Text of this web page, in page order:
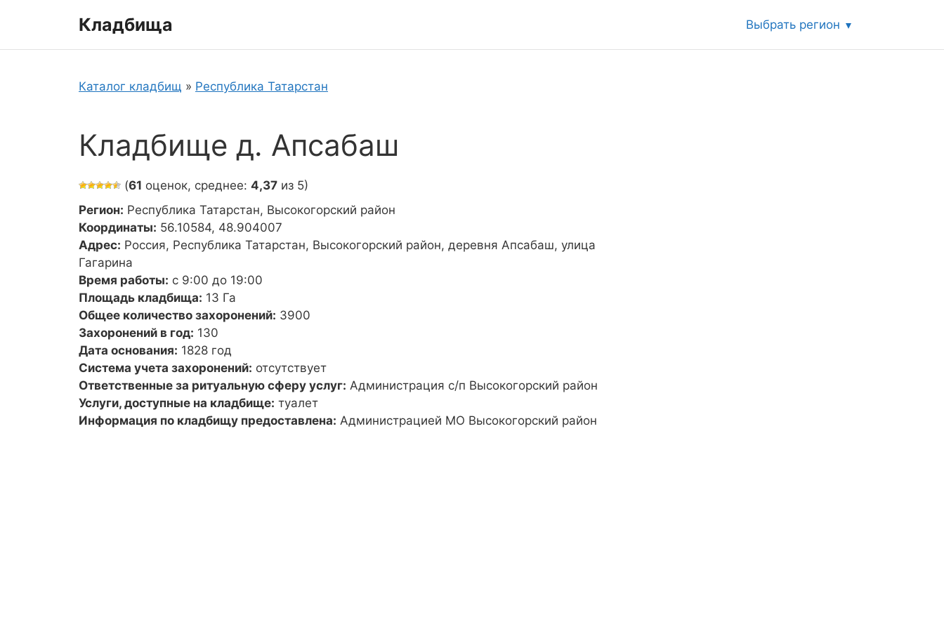
Кладбища Выбрать регион
Каталог кладбищ » Республика Татарстан
Кладбище д. Апсабаш
(61 оценок, среднее: 4,37 из 5)
Регион: Республика Татарстан, Высокогорский район
Координаты: 56.10584, 48.904007
Адрес: Россия, Республика Татарстан, Высокогорский район, деревня Апсабаш, улица
Гагарина
Время работы: с 9:00 до 19:00
Площадь кладбища: 13 Га
Общее количество захоронений: 3900
Захоронений в год: 130
Дата основания: 1828 год
Система учета захоронений: отсутствует
Ответственные за ритуальную сферу услуг: Администрация с/п Высокогорский район
Услуги, доступные на кладбище: туалет
Информация по кладбищу предоставлена: Администрацией МО Высокогорский район